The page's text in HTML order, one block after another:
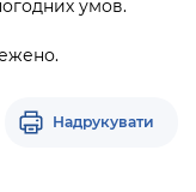
умов.
Надрукувати